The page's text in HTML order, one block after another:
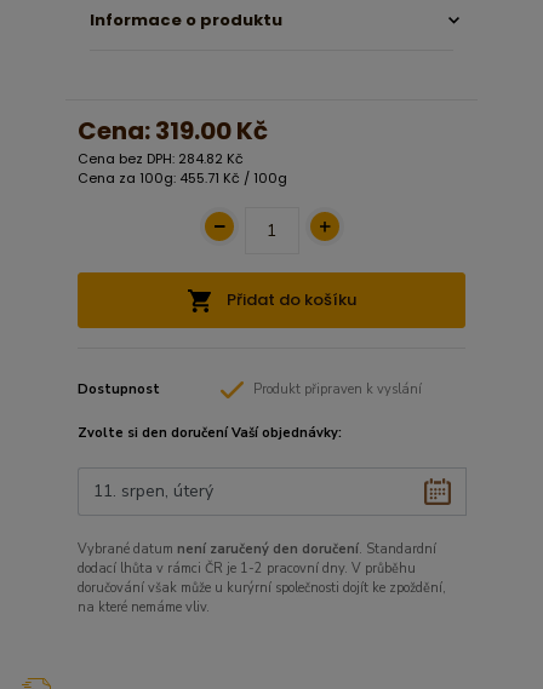
Informace o produktu
Cena:319.00 Kč
Cena bez DPH: 284.82 Kč
Cena za 100g: 455.71 Kč / 100g
Přidat do košíku
Dostupnost Produkt připraven k vyslání
Zvolte si den doručení Vaší objednávky:
Vybrané datum není zaručený den doručení. Standardní
dodací lhůta v rámci ČR je 1-2 pracovní dny. V průběhu
doručování však může u kurýrní společnosti dojít ke zpoždění,
na které nemáme vliv.